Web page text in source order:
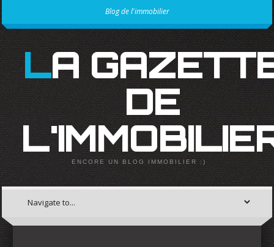
Blog de l'immobilier
LA GAZETTE
DE
ENCORE UN BLOG IMMOBILIER :)